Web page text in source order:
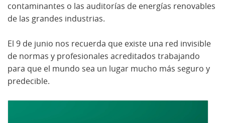
contaminantes o las auditorías de energías renovables
de las grandes industrias.
El 9 de junio nos recuerda que existe una red invisible
de normas y profesionales acreditados trabajando
para que el mundo sea un lugar mucho más seguro y
predecible.